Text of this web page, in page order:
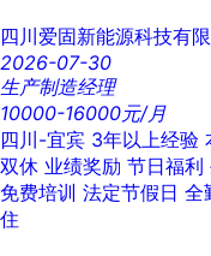
四川爱固新能源科技有
2026-07-30
生产制造经理
10000-16000元/月
四川-宜宾 3年以上经验
双休 业绩奖励 节日福利
免费培训 法定节假日 全
住